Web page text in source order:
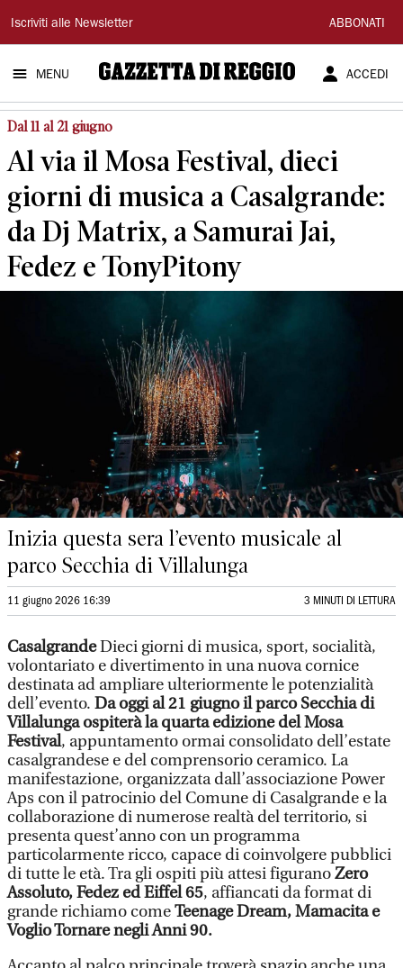
Gazzetta
di
Reggio
Iscriviti alle Newsletter ABBONATI
MENU ACCEDI
Dal 11 al 21 giugno
Al via il Mosa Festival, dieci
giorni di musica a Casalgrande:
da Dj Matrix, a Samurai Jai,
Fedez e TonyPitony
Inizia questa sera l’evento musicale al
parco Secchia di Villalunga
11 giugno 2026 16:39 3 MINUTI DI LETTURA
CasalgrandeDieci giorni di musica, sport, socialità,
volontariato e divertimento in una nuova cornice
destinata ad ampliare ulteriormente le potenzialità
dell’evento. Da oggi al 21 giugno il parco Secchia di
Villalunga ospiterà la quarta edizione del Mosa
Festival, appuntamento ormai consolidato dell’estate
casalgrandese e del comprensorio ceramico. La
manifestazione, organizzata dall’associazione Power
Aps con il patrocinio del Comune di Casalgrande e la
collaborazione di numerose realtà del territorio, si
presenta quest’anno con un programma
particolarmente ricco, capace di coinvolgere pubblici
di tutte le età. Tra gli ospiti più attesi figuranoZero
Assoluto, Fedez ed Eiffel 65, affiancati da format di
grande richiamo comeTeenage Dream, Mamacita e
Voglio Tornare negli Anni 90.